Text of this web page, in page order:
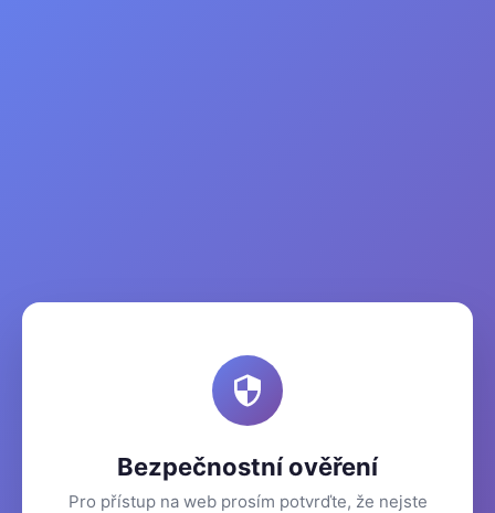
Bezpečnostní ověření
Pro přístup na web prosím potvrďte, že nejste